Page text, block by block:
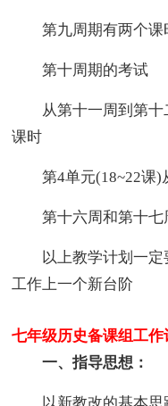
第九周期有两个课
第十周期的考试
从第十一周到第十
课时
第4单元(18~22课)
第十六周和第十七
以上教学计划一定
工作上一个新台阶
七年级历史备课组工作
一、指导思想：